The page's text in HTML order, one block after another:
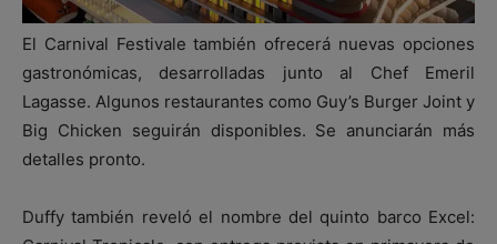
El Carnival Festivale también ofrecerá nuevas opciones
gastronómicas, desarrolladas junto al Chef Emeril
Lagasse. Algunos restaurantes como Guy’s Burger Joint y
Big Chicken seguirán disponibles. Se anunciarán más
detalles pronto.
Duffy también reveló el nombre del quinto barco Excel: